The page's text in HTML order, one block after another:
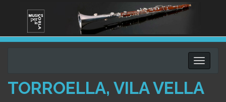
Toggle
TORROELLA, VILA VELLA